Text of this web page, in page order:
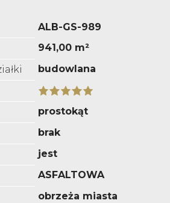
ALB-GS-989
941,00 m²
budowlana
prostokąt
brak
jest
ASFALTOWA
obrzeża miasta